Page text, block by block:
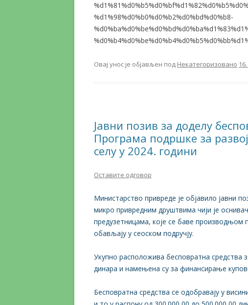
%d1%98%d0%b0%d0%b2%d0%bd%d0%b8-
Овај унос је објављен под Некатегоризовано
Јавни позив за доделу
Програма подршке за
селу у 2024. години
Оставите одговор
Министарство привреде je објавило јавни
микро привредним друштвима чији је
предузетницама, које се баве производњом
обављају у сеоском подручју.
Укупно расположива бесповратна средства
динара и намењена су за финансирање
Бесповратна средства се одобравају у